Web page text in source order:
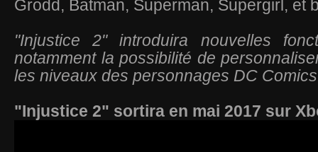
Grodd, Batman, Superman, Supergirl, et
"Injustice 2" introduira nouvelles
notamment la possibilité de
les niveaux des personnages DC
"Injustice 2" sortira en mai 2017 sur